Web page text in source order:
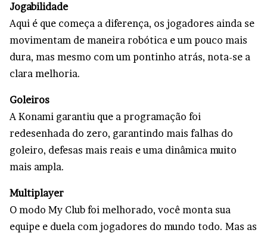
Jogabilidade
Aqui é que começa a diferença, os jogadores ainda se
movimentam de maneira robótica e um pouco mais
dura, mas mesmo com um pontinho atrás, nota-se a
clara melhoria.
Goleiros
A Konami garantiu que a programação foi
redesenhada do zero, garantindo mais falhas do
goleiro, defesas mais reais e uma dinâmica muito
mais ampla.
Multiplayer
O modo My Club foi melhorado, você monta sua
equipe e duela com jogadores do mundo todo. Mas as